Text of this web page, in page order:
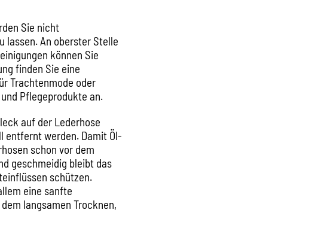
Sie nicht
lassen. An oberster Stelle
können Sie
finden Sie eine
Trachtenmode oder
Pflegeprodukte an.
auf der Lederhose
entfernt werden. Damit Öl-
schon vor dem
geschmeidig bleibt das
schützen.
eine sanfte
langsamen Trocknen,